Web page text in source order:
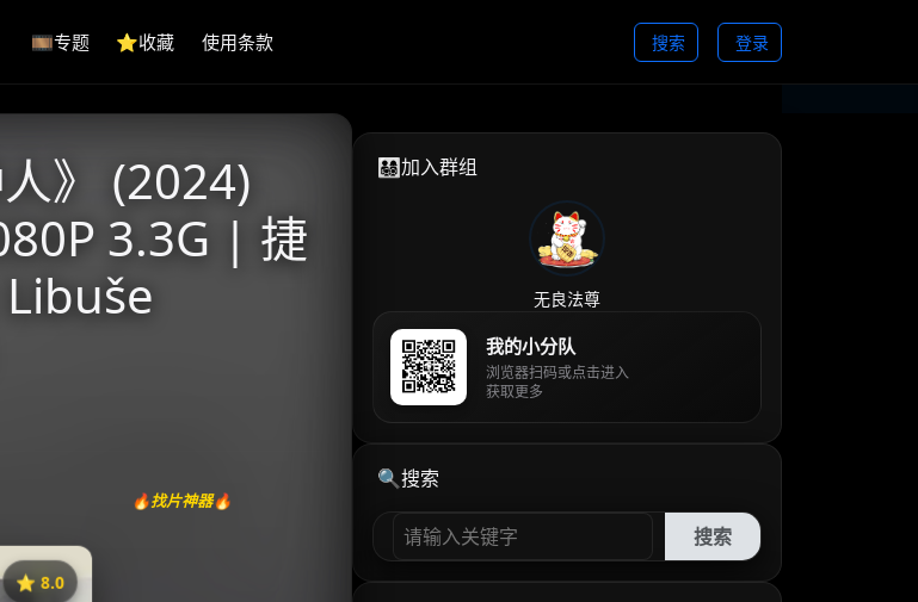
🎞️专题 ⭐️收藏 使用条款 搜索 登录
》 (2024)
3.3G | 捷
🔥找片神器🔥
⭐️ 8.0
👨‍👩‍👧‍👦加入群组
无良法尊
我的小分队
浏览器扫码或点击进入
获取更多
🔍搜索
搜索